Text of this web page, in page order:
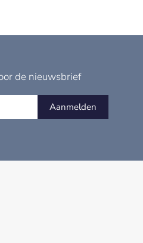
de nieuwsbrief
Aanmelden